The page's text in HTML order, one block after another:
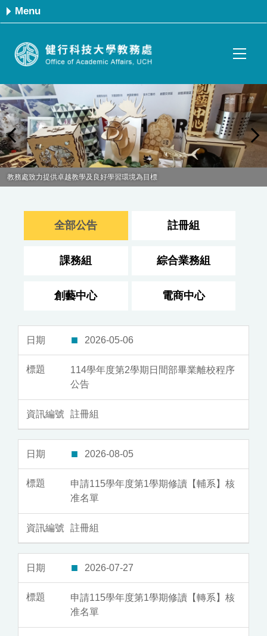
跳
到
要
區
Menu
教務處致力提供卓越教學及良好學習環境為目標
全部公告 註冊組
課務組 綜合業務組
創藝中心 電商中心
2026-05-06
114學年度第2學期日間部畢業離校程序
公告
註冊組
2026-08-05
申請115學年度第1學期修讀【輔系】核
准名單
註冊組
2026-07-27
申請115學年度第1學期修讀【轉系】核
准名單